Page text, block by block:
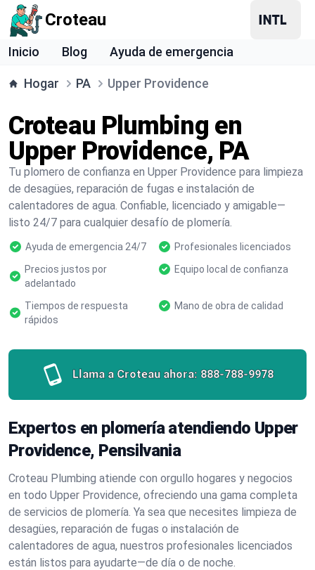
Croteau
Inicio Blog Ayuda de emergencia
Hogar PA Upper Providence
Croteau Plumbing en
Upper Providence, PA
Tu plomero de confianza en Upper Providence para limpieza
de desagües, reparación de fugas e instalación de
calentadores de agua. Confiable, licenciado y amigable—
listo 24/7 para cualquier desafío de plomería.
Ayuda de emergencia 24/7
Profesionales licenciados
Precios justos por
adelantado
Equipo local de confianza
Tiempos de respuesta
rápidos
Mano de obra de calidad
Llama a Croteau ahora: 888-788-9978
Expertos en plomería atendiendo Upper
Providence, Pensilvania
Croteau Plumbing atiende con orgullo hogares y negocios
en todo Upper Providence, ofreciendo una gama completa
de servicios de plomería. Ya sea que necesites limpieza de
desagües, reparación de fugas o instalación de
calentadores de agua, nuestros profesionales licenciados
están listos para ayudarte—de día o de noche.